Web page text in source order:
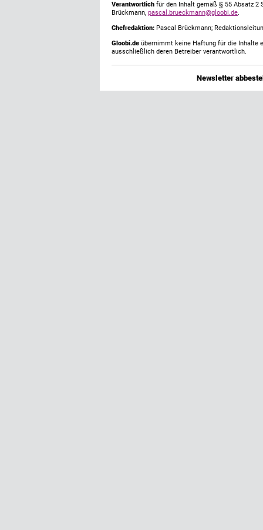
Verantwortlich für den Inhalt gemäß § 55 Absatz 2
Brückmann, pascal.brueckmann@gloobi.de.
Chefredaktion: Pascal Brückmann;
Gloobi.de übernimmt keine Haftung für die Inhalte
ausschließlich deren Betreiber verantwortlich.
Newsletter